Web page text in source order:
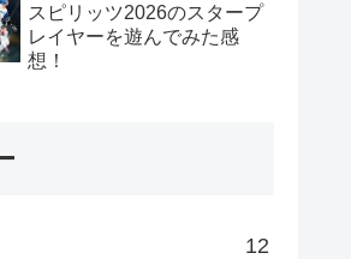
スピリッツ2026のスタープ
レイヤーを遊んでみた感
想！
12